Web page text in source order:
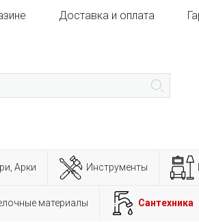
Доставка и оплата
Арки Инструменты
материалы Сантехника